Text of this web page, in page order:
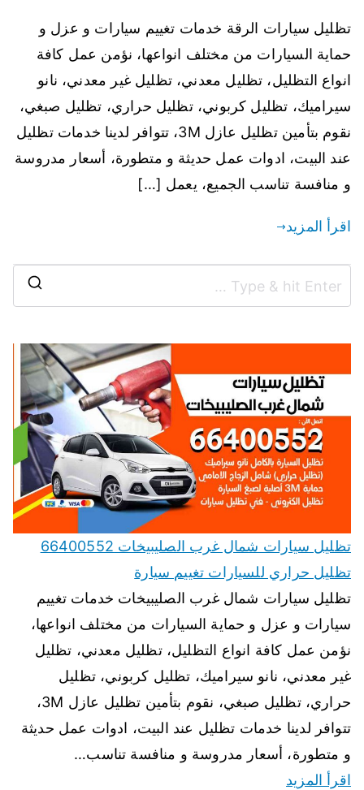
تظليل سيارات الرقة خدمات تغييم سيارات و عزل و
حماية السيارات من مختلف انواعها، نؤمن عمل كافة
انواع التظليل، تظليل معدني، تظليل غير معدني، نانو
سيراميك، تظليل كربوني، تظليل حراري، تظليل صبغي،
نقوم بتأمين تظليل عازل 3M، تتوافر لدينا خدمات تظليل
عند البيت، ادوات عمل حديثة و متطورة، أسعار مدروسة
و منافسة تناسب الجميع، يعمل […]
اقرأ المزيد
تظليل سيارات شمال غرب الصليبيخات 66400552
تظليل حراري للسيارات تغييم سيارة
تظليل سيارات شمال غرب الصليبيخات خدمات تغييم
سيارات و عزل و حماية السيارات من مختلف انواعها،
نؤمن عمل كافة انواع التظليل، تظليل معدني، تظليل
غير معدني، نانو سيراميك، تظليل كربوني، تظليل
حراري، تظليل صبغي، نقوم بتأمين تظليل عازل 3M،
تتوافر لدينا خدمات تظليل عند البيت، ادوات عمل حديثة
و متطورة، أسعار مدروسة و منافسة تناسب…
اقرأ المزيد